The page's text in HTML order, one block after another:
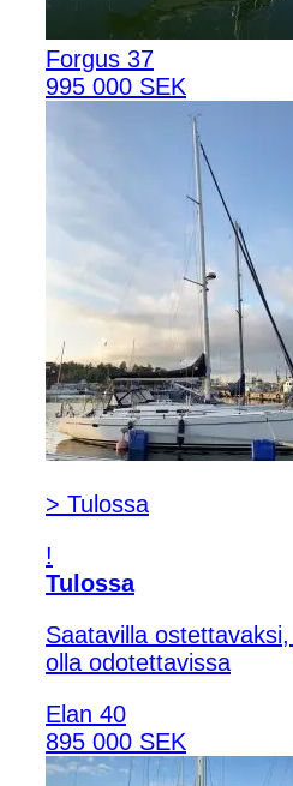
Forgus 37
995 000 SEK
> Tulossa
!
Tulossa
Saatavilla
olla odotettavissa
Elan 40
895 000 SEK